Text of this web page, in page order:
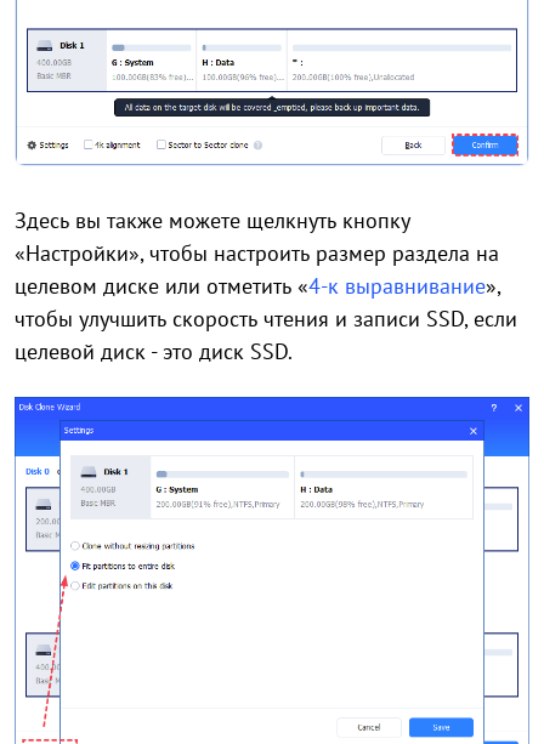
Здесь вы также можете щелкнуть кнопку
«Настройки», чтобы настроить размер раздела на
целевом диске или отметить «4-к выравнивание»,
чтобы улучшить скорость чтения и записи SSD, если
целевой диск - это диск SSD.